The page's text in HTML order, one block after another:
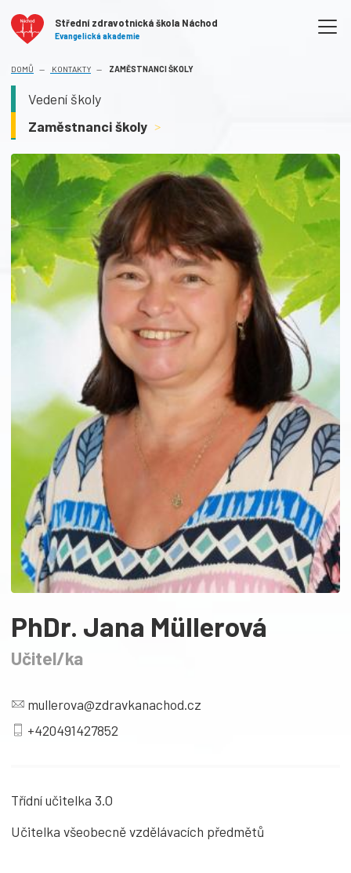
Střední zdravotnická škola Náchod
Evangelická akademie
DOMŮ KONTAKTY ZAMĚSTNANCI ŠKOLY(AKTUÁLNÍ)
Vedení školy
Zaměstnanci školy >
PhDr. Jana Müllerová
Učitel/ka
mullerova@zdravkanachod.cz
+420491427852
Třídní učitelka 3.O
Učitelka všeobecně vzdělávacích předmětů